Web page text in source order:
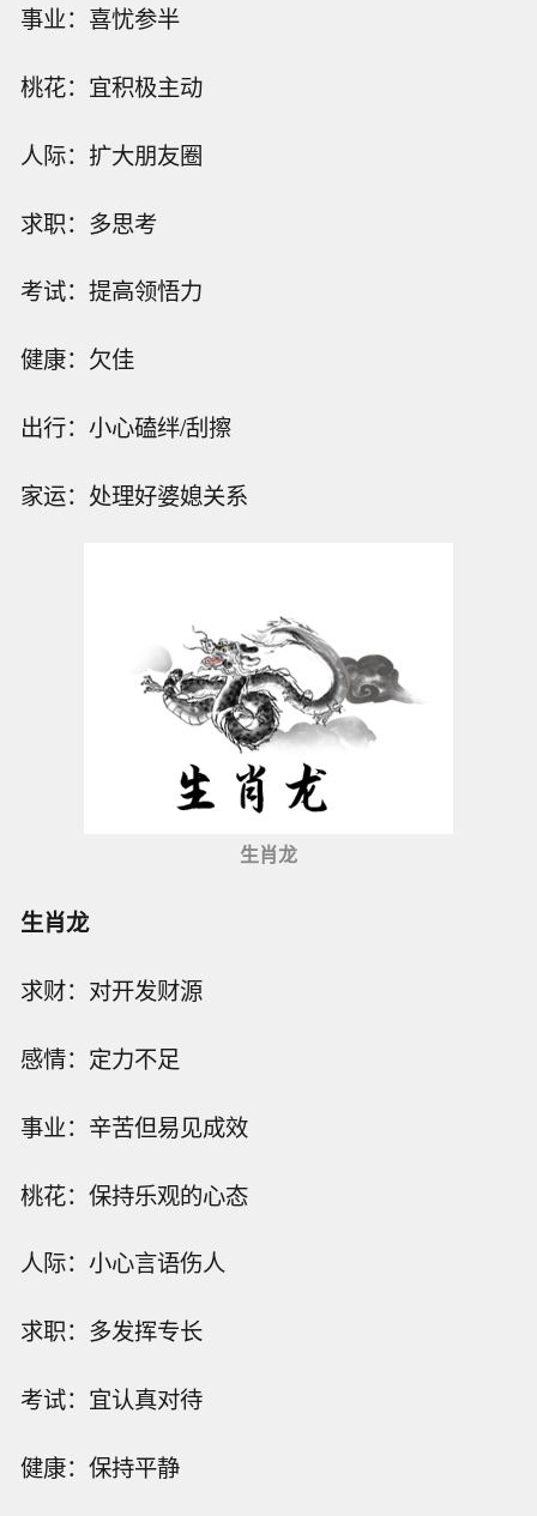
事业：喜忧参半
桃花：宜积极主动
人际：扩大朋友圈
求职：多思考
考试：提高领悟力
健康：欠佳
出行：小心磕绊/刮擦
家运：处理好婆媳关系
生肖龙
生肖龙
求财：对开发财源
感情：定力不足
事业：辛苦但易见成效
桃花：保持乐观的心态
人际：小心言语伤人
求职：多发挥专长
考试：宜认真对待
健康：保持平静